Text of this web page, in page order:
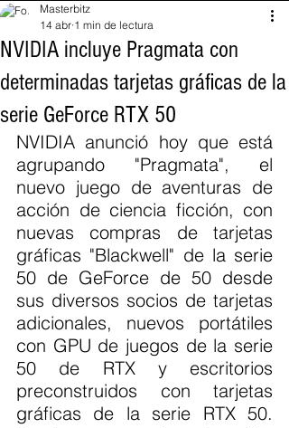
NVIDIA incluye Pragmata con
determinadas tarjetas gráficas de la
serie GeForce RTX 50
Masterbitz
14 abr 1 min de lectura
NVIDIA anunció hoy que está
agrupando "Pragmata", el
nuevo juego de aventuras de
acción de ciencia ficción, con
nuevas compras de tarjetas
gráficas "Blackwell" de la serie
50 de GeForce de 50 desde
sus diversos socios de tarjetas
adicionales, nuevos portátiles
con GPU de juegos de la serie
50 de RTX y escritorios
preconstruidos con tarjetas
gráficas de la serie RTX 50.